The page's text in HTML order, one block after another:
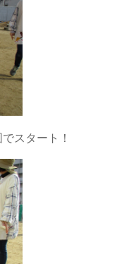
スタート！